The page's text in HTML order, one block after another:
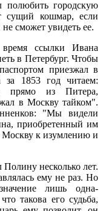
полюбить городскую
сущий кошмар, если
сможет увидеть ее.
ссылки Ивана
в Петербург. Чтобы
приезжал в
1853 год читаем:
прямо из Питера,
в Москву тайком".
"Мы видели
приобретенный им
Москву к изумлению и
Полину несколько лет.
ему не раз. Но
лишь одна-
такова его судьба,